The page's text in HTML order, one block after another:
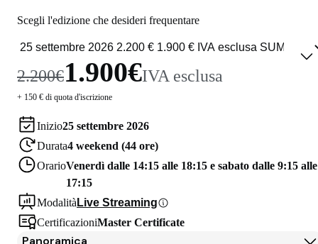
Scegli l'edizione che desideri frequentare
2.200€1.900€IVA esclusa
+ 150 € di quota d'iscrizione
Inizio25 settembre 2026
Durata4 weekend (44 ore)
OrarioVenerdì dalle 14:15 alle 18:15 e sabato dalle 9:15 alle
17:15
Modalità Live Streaming
CertificazioniMaster Certificate
Panoramica